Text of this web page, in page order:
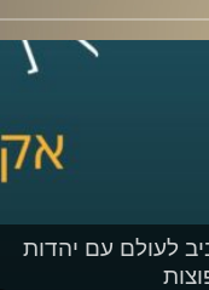
לעולם עם יהדות